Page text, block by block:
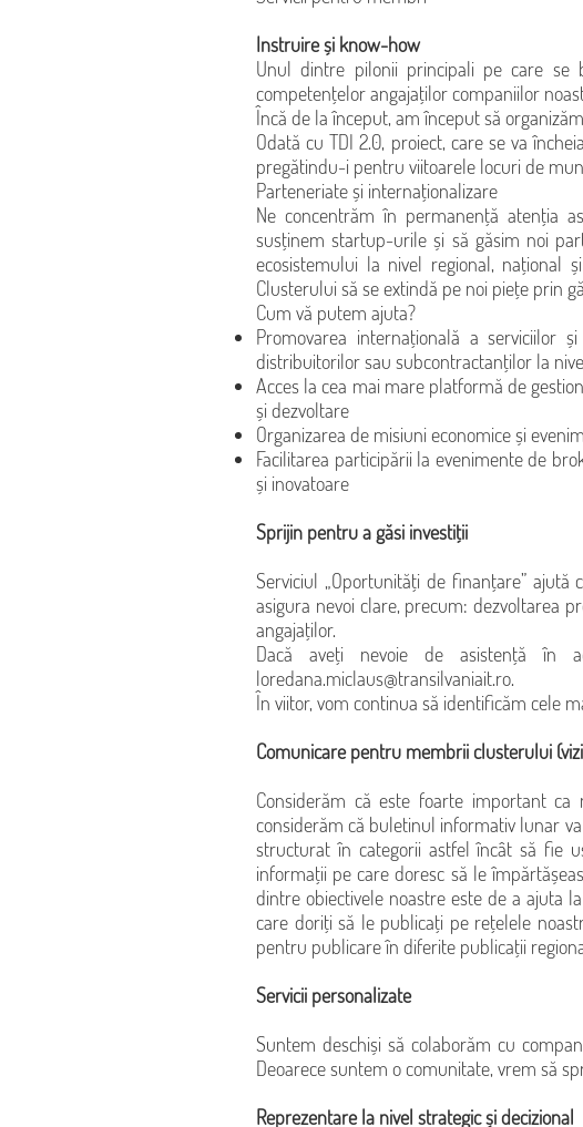
Instruire și know-how
Unul dintre pilonii principali pe care se
competențelor angajaților companiilor
Încă de la început, am început să
Odată cu TDI 2.0, proiect, care se va
pregătindu-i pentru viitoarele locuri de
Parteneriate și internaționalizare
Ne concentrăm în permanență atenția
susținem startup-urile și să găsim noi
ecosistemului la nivel regional,
Clusterului să se extindă pe noi piețe prin
Cum vă putem ajuta?
Promovarea internațională a serviciilor
distribuitorilor sau subcontractanților la
Acces la cea mai mare platformă de
și dezvoltare
Organizarea de misiuni economice și
Facilitarea participării la evenimente de
și inovatoare
Sprijin pentru a găsi investiții
Serviciul „Oportunități de finanțare”
asigura nevoi clare, precum: dezvoltarea
angajaților.
Dacă aveți nevoie de asistență în
loredana.miclaus@transilvaniait.ro.
În viitor, vom continua să identificăm cele
Comunicare pentru membrii clusterului
Considerăm că este foarte important
considerăm că buletinul informativ lunar
structurat în categorii astfel încât să fie
informații pe care doresc să le
dintre obiectivele noastre este de a ajuta
care doriți să le publicați pe rețelele
pentru publicare în diferite publicații
Servicii personalizate
Suntem deschiși să colaborăm cu
Deoarece suntem o comunitate, vrem să
Reprezentare la nivel strategic și decizional